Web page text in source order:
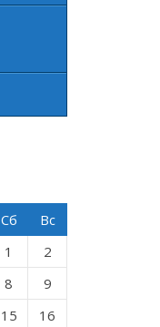
Сб
Вс
1
2
8
9
15
16